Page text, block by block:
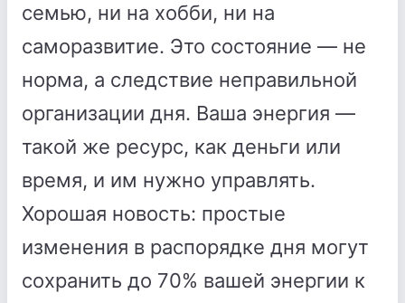
семью, ни на хобби, ни на
саморазвитие. Это состояние — не
норма, а следствие неправильной
организации дня. Ваша энергия —
такой же ресурс, как деньги или
время, и им нужно управлять.
Хорошая новость: простые
изменения в распорядке дня могут
сохранить до 70% вашей энергии к